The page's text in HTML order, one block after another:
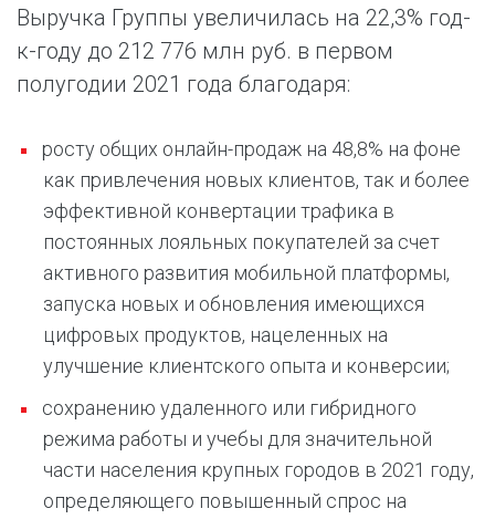
Выручка Группы увеличилась на 22,3% год-
к-году до 212 776 млн руб. в первом
полугодии 2021 года благодаря:
росту общих онлайн-продаж на 48,8% на фоне
как привлечения новых клиентов, так и более
эффективной конвертации трафика в
постоянных лояльных покупателей за счет
активного развития мобильной платформы,
запуска новых и обновления имеющихся
цифровых продуктов, нацеленных на
улучшение клиентского опыта и конверсии;
сохранению удаленного или гибридного
режима работы и учебы для значительной
части населения крупных городов в 2021 году,
определяющего повышенный спрос на